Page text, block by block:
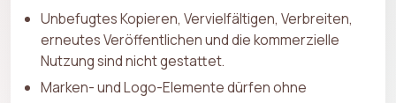
Unbefugtes Kopieren, Vervielfältigen, Verbreiten,
erneutes Veröffentlichen und die kommerzielle
Nutzung sind nicht gestattet.
Marken- und Logo-Elemente dürfen ohne